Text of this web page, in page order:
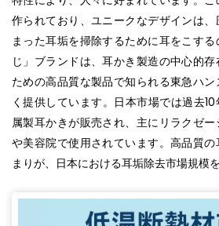
作られており、ユニークなデザインは
まった耳垢を掃除するために耳をこす
じ」ブランドは、耳かき製造の中心的
ための高品質な製品で知られる東急ハ
く提供しています。日本市場では過去
属製耳かきが販売され、主にリラクゼ
や美容院で使用されています。高品質
まりが、日本における耳垢除去市場規模